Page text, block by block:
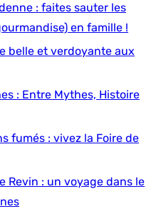
: faites sauter les
en famille !
belle et verdoyante aux
: Entre Mythes, Histoire
fumés : vivez la Foire de
Revin : un voyage dans le